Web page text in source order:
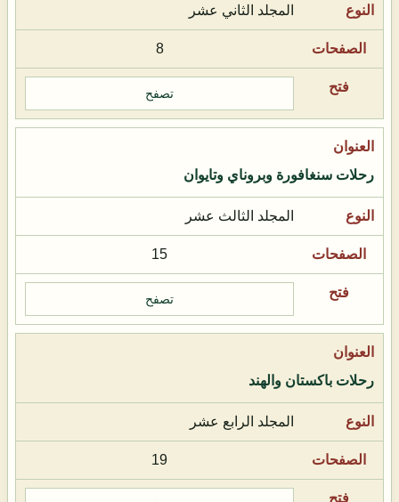
المجلد الثاني عشر
8
تصفح
رحلات سنغافورة وبروناي وتايوان
المجلد الثالث عشر
15
تصفح
رحلات باكستان والهند
المجلد الرابع عشر
19